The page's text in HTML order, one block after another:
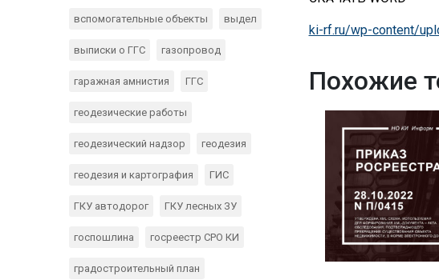
вспомогательные объекты выдел
выписки о ГГС газопровод
гаражная амнистия ГГС
геодезические работы
геодезический надзор геодезия
геодезия и картография ГИС
ГКУ автодорог ГКУ лесных ЗУ
госпошлина госреестр СРО КИ
градостроительный план
ki-rf.ru/wp-content/
Похожие